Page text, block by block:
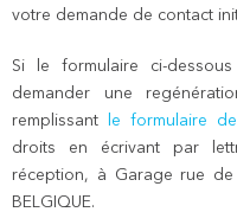
votre demande de contact
Si le formulaire ci-
demander une
remplissant
le formulaire
droits en écrivant par
réception, à Garage rue
BELGIQUE.